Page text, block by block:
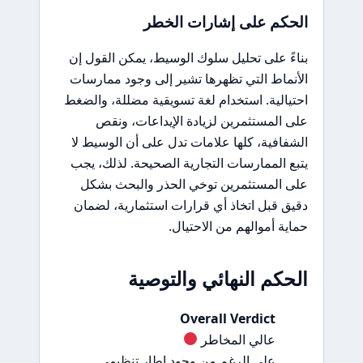
الحكم على إشارات الخطر
بناءً على تحليل سلوك الوسيط، يمكن القول إن
الأنماط التي تظهرها تشير إلى وجود ممارسات
احتيالية. استخدام لغة تسويقية مضللة، والضغط
على المستثمرين لزيادة الإيداعات، ونقص
الشفافية، كلها علامات تدل على أن الوسيط لا
يتبع الممارسات التجارية الصحيحة. لذلك، يجب
على المستثمرين توخي الحذر والبحث بشكل
دقيق قبل اتخاذ أي قرارات استثمارية، لضمان
حماية أموالهم من الاحتيال.
الحكم النهائي والتوصية
Overall Verdict
عالي المخاطر